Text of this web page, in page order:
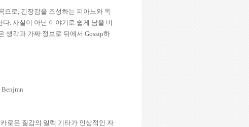
으로, 긴장감을 조성하는 피아노와 독
다. 사실이 아닌 이야기로 쉽게 남을 비
생각과 가짜 정보로 뒤에서 Gossip하
Benjmn
로운 질감의 일렉 기타가 인상적인 자